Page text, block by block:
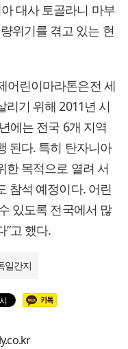
대사 토골라니 마부
위기를 겪고 있는 현
어린이마라톤은전 세
리기 위해 2011년 시
에는 전국 6개 지역
된다. 특히 탄자니아
한 목적으로 열려 서
참석 예정이다. 어린
있도록 전국에서 많
”고 했다.
일간지